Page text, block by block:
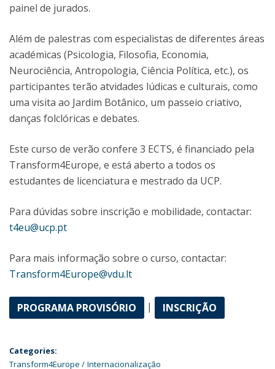
painel de jurados.
Além de palestras com especialistas de diferentes áreas
académicas (Psicologia, Filosofia, Economia,
Neurociência, Antropologia, Ciência Política, etc.), os
participantes terão atvidades lúdicas e culturais, como
uma visita ao Jardim Botânico, um passeio criativo,
danças folclóricas e debates.
Este curso de verão confere 3 ECTS, é financiado pela
Transform4Europe, e está aberto a todos os
estudantes de licenciatura e mestrado da UCP.
Para dúvidas sobre inscrição e mobilidade, contactar:
t4eu@ucp.pt
Para mais informação sobre o curso, contactar:
Transform4Europe@vdu.lt
PROGRAMA PROVISÓRIO | INSCRIÇÃO
Categories:
Transform4Europe
Internacionalização